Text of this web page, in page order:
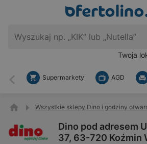
Twoja
Wstecz
Supermarkety AGD
Wszystkie sklepy Dino i godziny
Dino pod adresem
37, 63-720 Koźmin